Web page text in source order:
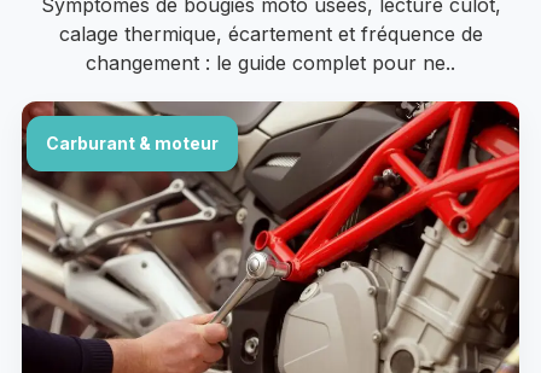
Symptômes de bougies moto usées, lecture culot,
calage thermique, écartement et fréquence de
changement : le guide complet pour ne..
Carburant & moteur